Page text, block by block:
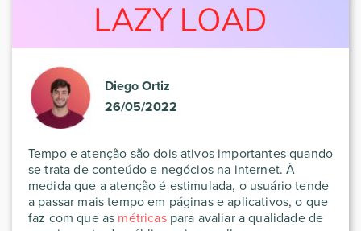
Diego Ortiz
26/05/2022
Tempo e atenção são dois ativos importantes quando
se trata de conteúdo e negócios na internet. À
medida que a atenção é estimulada, o usuário tende
a passar mais tempo em páginas e aplicativos, o que
faz com que as métricaspara avaliar a qualidade de